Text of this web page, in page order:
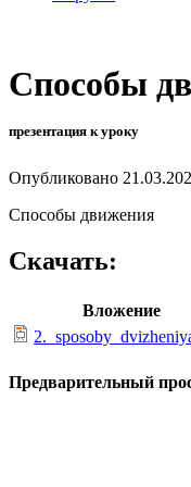
Способы
презентация к уроку
Опубликовано
Способы движения
Скачать:
Вложение
Предварительный